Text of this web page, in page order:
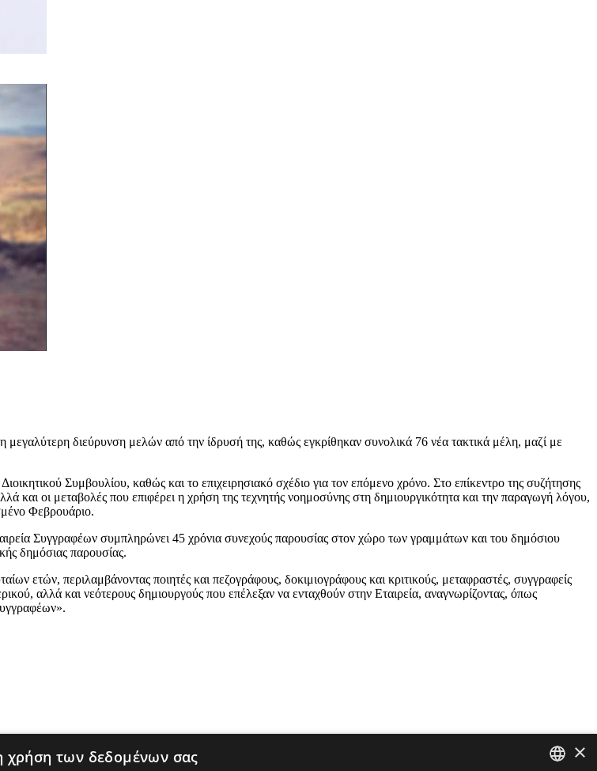
διεύρυνση μελών από την ίδρυσή της, καθώς εγκρίθηκαν συνολικά 76 νέα τακτικά μέλη, μαζί με
Συμβουλίου, καθώς και το επιχειρησιακό σχέδιο για τον επόμενο χρόνο. Στο επίκεντρο της συζήτησης
και οι μεταβολές που επιφέρει η χρήση της τεχνητής νοημοσύνης στη δημιουργικότητα και την παραγωγή λόγου,
Φεβρουάριο.
Συγγραφέων συμπληρώνει 45 χρόνια συνεχούς παρουσίας στον χώρο των γραμμάτων και του δημόσιου
δημόσιας παρουσίας.
ετών, περιλαμβάνοντας ποιητές και πεζογράφους, δοκιμιογράφους και κριτικούς, μεταφραστές, συγγραφείς
αλλά και νεότερους δημιουργούς που επέλεξαν να ενταχθούν στην Εταιρεία, αναγνωρίζοντας, όπως
αναγνωστών, δυσφημιστικού και/ή υβριστικού περιεχομένου, ή/και σχόλια που μπορούν να εκληφθούν ότι×
χρήση των δεδομένων σας